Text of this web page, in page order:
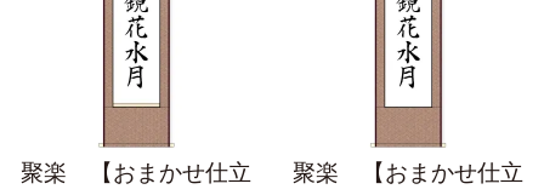
聚楽 【おまかせ仕立
聚楽 【おまかせ仕立